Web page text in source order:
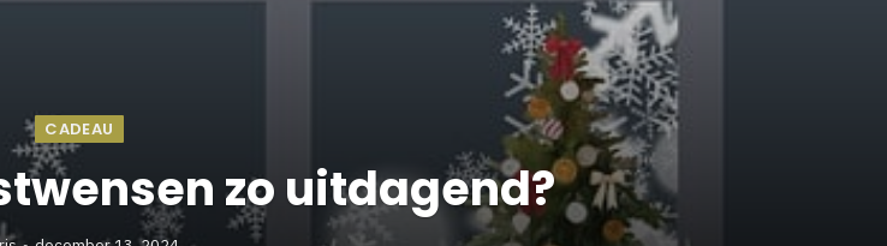
CADEAU
zo uitdagend?